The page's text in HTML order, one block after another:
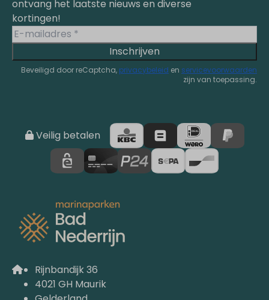
ontvang het laatste nieuws en diverse
kortingen!
Inschrijven
Beveiligd door reCaptcha, privacybeleid en servicevoorwaarden
zijn van toepassing.
Veilig betalen
Rijnbandijk 36
4021 GH Maurik